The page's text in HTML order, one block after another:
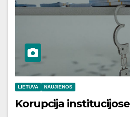
LIETUVA NAUJIENOS
Korupcija institucijose